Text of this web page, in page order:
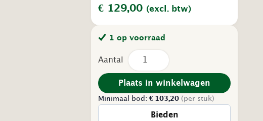
€ 129,00 (excl. btw)
1 op voorraad
Tweedehands
Zorgstoel
–
Satelliet
–
aantal
Plaats in winkelwagen
Minimaal bod: € 103,20 (per stuk)
Bieden